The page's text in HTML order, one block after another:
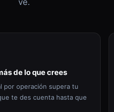
ve.
de lo que crees
por operación supera tu
te des cuenta hasta que